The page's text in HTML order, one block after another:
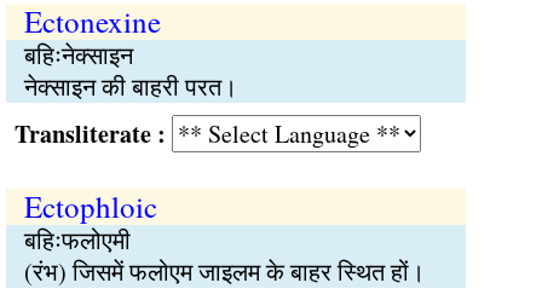
Ectonexine
बहिःनेक्साइन
नेक्साइन की बाहरी परत।
:
Ectophloic
बहिःफलोएमी
(रंभ) जिसमें फलोएम जाइलम के बाहर स्थित हों।